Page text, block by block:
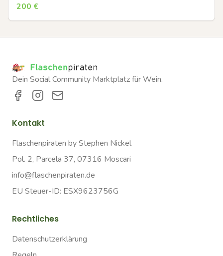
200 €
Dein Social Community Marktplatz für Wein.
Kontakt
Flaschenpiraten by Stephen Nickel
Pol. 2, Parcela 37, 07316 Moscari
info@flaschenpiraten.de
EU Steuer-ID: ESX9623756G
Rechtliches
Datenschutzerklärung